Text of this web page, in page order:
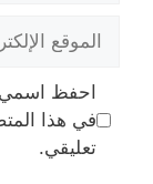
الموقع
الإلكتروني
احفظ اسمي،
في هذا
تعليقي.